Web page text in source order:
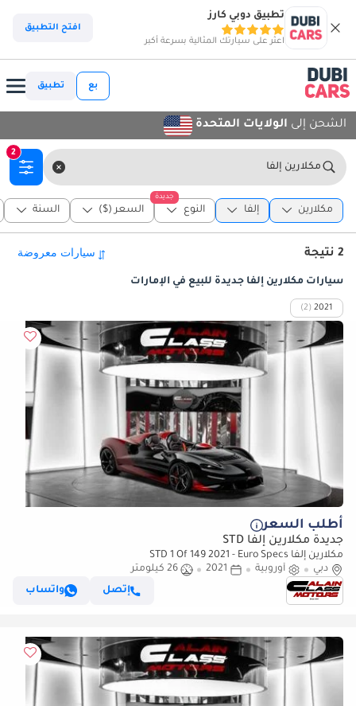
تطبيق دوبي كارز
اعثر على سيارتك المثالية بسرعة أكبر
افتح التطبيق
بع تطبيق
الشحن إلى الولايات المتحدة
مكلارين إلفا
2
مكلارين إلفا
جديدة
النوع السعر ($) السنة
2 نتيجة
سيارات مكلارين إلفا جديدة للبيع في الإمارات
2021
(2)
أطلب السعر
جديدة مكلارين إلفا STD
مكلارين إلفا STD 1 Of 149 2021 - Euro Specs
دبي
أوروبية 2021
26 كيلومتر
إتصل
واتساب